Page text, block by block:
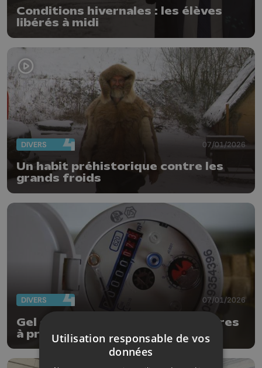
Conditions hivernales : les élèves
libérés à midi
DIVERS 07/01/2026
Un habit préhistorique contre les
grands froids
DIVERS 07/01/2026
Gel et compteur d'eau : les mesures
à prendreUtilisation responsable de vos
données